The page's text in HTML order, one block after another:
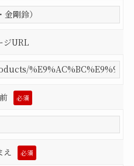
ジURL
必須
必須